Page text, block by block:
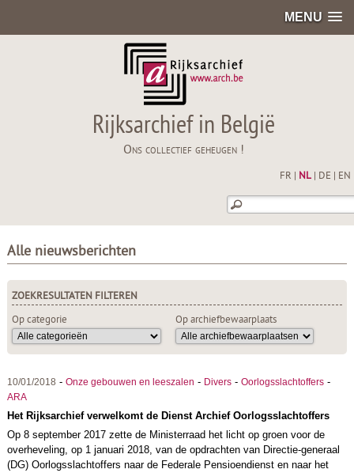
MENU
Rijksarchief in België
Ons collectief geheugen !
FR NL| DE EN
Alle nieuwsberichten
ZOEKRESULTATEN FILTEREN
Op categorie
Op archiefbewaarplaats
10/01/2018 - Onze gebouwen en leeszalen - Divers- Oorlogsslachtoffers-
ARA
Het Rijksarchief verwelkomt de Dienst Archief Oorlogsslachtoffers
Op 8 september 2017 zette de Ministerraad het licht op groen voor de
overheveling, op 1 januari 2018, van de opdrachten van Directie-generaal
(DG) Oorlogsslachtoffers naar de Federale Pensioendienst en naar het